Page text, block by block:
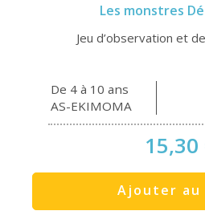
Les monstres
Jeu d’observation et
De 4 à 10 ans
AS-EKIMOMA
15,30
Ajouter au